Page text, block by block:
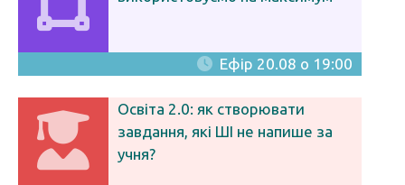
Ефір 20.08 о 19:00
Освіта 2.0: як створювати
завдання, які ШІ не напише за
учня?